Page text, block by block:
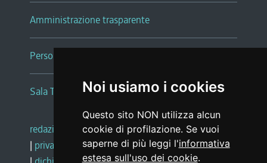
Noi usiamo i cookies
Questo sito NON utilizza alcun
cookie di profilazione. Se vuoi
saperne di più leggi l'informativa
estesa sull'uso dei cookie.
Amministrazione trasparente
Persone e Uffici
Sala Tiziano Tessitori
redazione web |note legali |glossario
| privacy
social media policy